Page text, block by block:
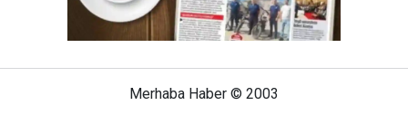
Merhaba Haber © 2003